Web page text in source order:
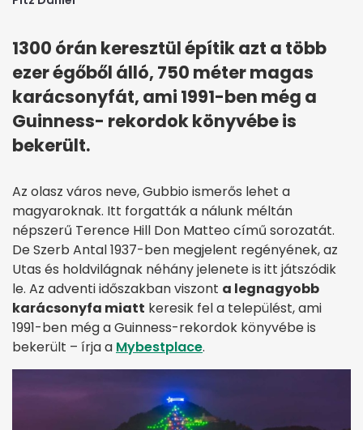
1300 órán keresztül építik azt a több
ezer égőből álló, 750 méter magas
karácsonyfát, ami 1991-ben még a
Guinness- rekordok könyvébe is
bekerült.
Az olasz város neve, Gubbio ismerős lehet a
magyaroknak. Itt forgatták a nálunk méltán
népszerű Terence Hill Don Matteo című sorozatát.
De Szerb Antal 1937-ben megjelent regényének, az
Utas és holdvilágnak néhány jelenete is itt játszódik
le. Az adventi időszakban viszont a legnagyobb
karácsonyfa miatt keresik fel a települést, ami
1991-ben még a Guinness-rekordok könyvébe is
bekerült – írja a Mybestplace.